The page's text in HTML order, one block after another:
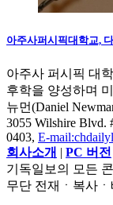
아주사퍼시픽대학교,
아주사 퍼시픽 대
후학을 양성하며
뉴먼(Daniel
3055 Wilshire Blvd.
0403, E-
회사소개 | PC 버전
기독일보의 모든
무단 전재ㆍ복사